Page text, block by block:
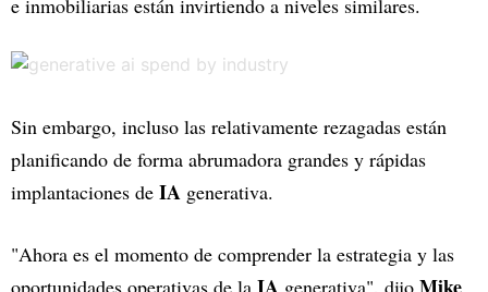
e inmobiliarias están invirtiendo a niveles similares.
Sin embargo, incluso las relativamente rezagadas están
planificando de forma abrumadora grandes y rápidas
implantaciones de IA generativa.
"Ahora es el momento de comprender la estrategia y las
oportunidades operativas de la
generativa", dijo